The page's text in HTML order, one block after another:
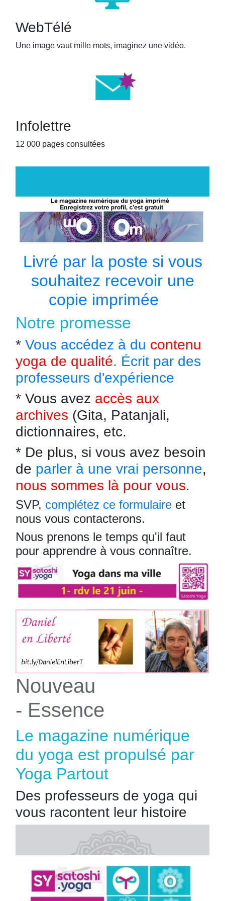
WebTélé
Une image vaut mille mots, imaginez une vidéo.
Infolettre
12 000 pages consultées
Livré par la poste si vous
souhaitez recevoir une
copie imprimée
Notre promesse
* Vous accédez à du contenu
yoga de qualité. Écrit par des
professeurs d'expérience
* Vous avez accès aux
archives (Gita, Patanjali,
dictionnaires, etc.
* De plus, si vous avez besoin
de parler à une vrai personne,
nous sommes là pour vous.
SVP, complétez ce formulaire et
nous vous contacterons.
Nous prenons le temps qu'il faut
pour apprendre à vous connaître.
Nouveau
- Essence
Le magazine numérique
du yoga est propulsé par
Yoga Partout
Des professeurs de yoga qui
vous racontent leur histoire